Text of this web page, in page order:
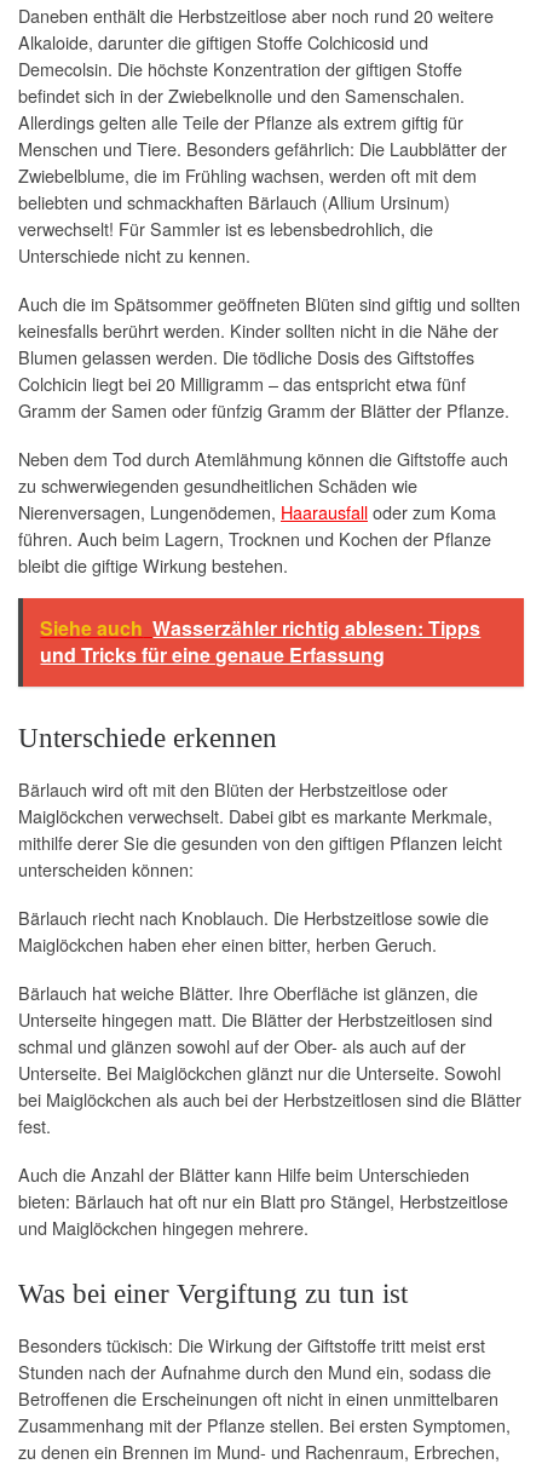
Daneben enthält die Herbstzeitlose aber noch rund 20 weitere
Alkaloide, darunter die giftigen Stoffe Colchicosid und
Demecolsin. Die höchste Konzentration der giftigen Stoffe
befindet sich in der Zwiebelknolle und den Samenschalen.
Allerdings gelten alle Teile der Pflanze als extrem giftig für
Menschen und Tiere. Besonders gefährlich: Die Laubblätter der
Zwiebelblume, die im Frühling wachsen, werden oft mit dem
beliebten und schmackhaften Bärlauch (Allium Ursinum)
verwechselt! Für Sammler ist es lebensbedrohlich, die
Unterschiede nicht zu kennen.
Auch die im Spätsommer geöffneten Blüten sind giftig und sollten
keinesfalls berührt werden. Kinder sollten nicht in die Nähe der
Blumen gelassen werden. Die tödliche Dosis des Giftstoffes
Colchicin liegt bei 20 Milligramm – das entspricht etwa fünf
Gramm der Samen oder fünfzig Gramm der Blätter der Pflanze.
Neben dem Tod durch Atemlähmung können die Giftstoffe auch
zu schwerwiegenden gesundheitlichen Schäden wie
Nierenversagen, Lungenödemen, Haarausfalloder zum Koma
führen. Auch beim Lagern, Trocknen und Kochen der Pflanze
bleibt die giftige Wirkung bestehen.
Siehe auch Wasserzähler richtig ablesen: Tipps
und Tricks für eine genaue Erfassung
Unterschiede erkennen
Bärlauch wird oft mit den Blüten der Herbstzeitlose oder
Maiglöckchen verwechselt. Dabei gibt es markante Merkmale,
mithilfe derer Sie die gesunden von den giftigen Pflanzen leicht
unterscheiden können:
Bärlauch riecht nach Knoblauch. Die Herbstzeitlose sowie die
Maiglöckchen haben eher einen bitter, herben Geruch.
Bärlauch hat weiche Blätter. Ihre Oberfläche ist glänzen, die
Unterseite hingegen matt. Die Blätter der Herbstzeitlosen sind
schmal und glänzen sowohl auf der Ober- als auch auf der
Unterseite. Bei Maiglöckchen glänzt nur die Unterseite. Sowohl
bei Maiglöckchen als auch bei der Herbstzeitlosen sind die Blätter
fest.
Auch die Anzahl der Blätter kann Hilfe beim Unterschieden
bieten: Bärlauch hat oft nur ein Blatt pro Stängel, Herbstzeitlose
und Maiglöckchen hingegen mehrere.
Was bei einer Vergiftung zu tun ist
Besonders tückisch: Die Wirkung der Giftstoffe tritt meist erst
Stunden nach der Aufnahme durch den Mund ein, sodass die
Betroffenen die Erscheinungen oft nicht in einen unmittelbaren
Zusammenhang mit der Pflanze stellen. Bei ersten Symptomen,
zu denen ein Brennen im Mund- und Rachenraum, Erbrechen,